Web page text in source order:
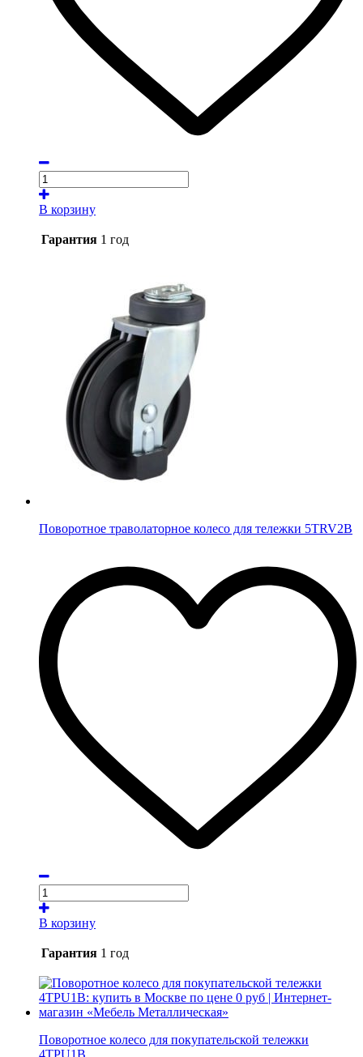
В корзину
Гарантия 1 год
Поворотное траволаторное колесо для тележки 5TRV2B
В корзину
Гарантия 1 год
Поворотное колесо для покупательской тележки
4TPU1B